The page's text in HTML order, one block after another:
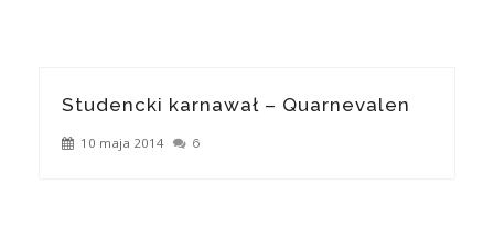
Studencki karnawał – Quarnevalen
10 maja 2014 6